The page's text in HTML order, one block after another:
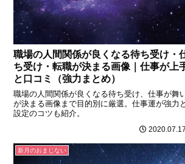
職場の人間関係が良くなる待ち受け・
ち受け・転職が決まる画像｜仕事が上
と口コミ（強力まとめ）
職場の人間関係が良くなる待ち受け、仕事が舞
が決まる画像まで目的別に厳選。仕事運が強力
設定のコツも紹介。
2020.07.17
新月のおまじない